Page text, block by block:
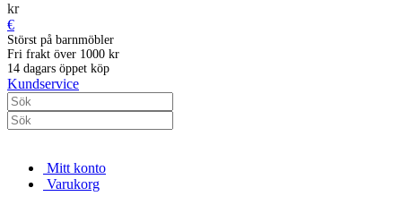
kr
€
Störst på barnmöbler
Fri frakt över 1000 kr
14 dagars öppet köp
Kundservice
Mitt konto
Varukorg